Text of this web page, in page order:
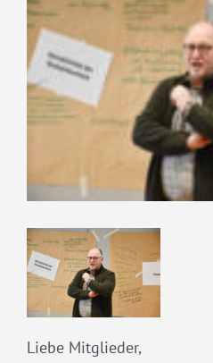
grösseres
Bild
Liebe Mitglieder,